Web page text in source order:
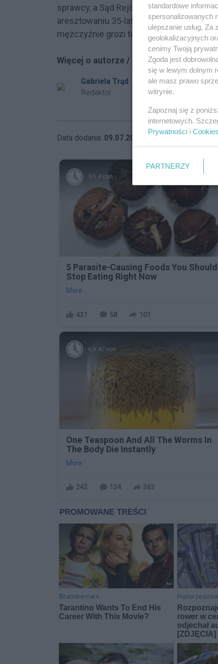
sprawcy, a Sąd Rejonowy przychylił się
aresztowaniu 35-latka na okres trzech
mężczyźnie grozi teraz kara nawet do
Więcej o autorze / autorach:
Gabriela Trąd
Redaktor
Data dodania: 09.07.2026 09:27
9 h 4 min
5 Parasite-Causing Foods You Should
Stop Eating Right Now
More
431 58 101
6 h 47 min
One Teaspoon And All The Worms In
The Body Die Instantly
More
242 134 363
standardowe
spersonalizowanych
ulepszanie usług.
geolokalizacyjnych
cenimy Twoją
Zgoda jest
się w lewym dolnym
ale masz prawo
witrynie.
Zapoznaj się z
internetowych.
Prywatności i Cookies
PARTNERZY